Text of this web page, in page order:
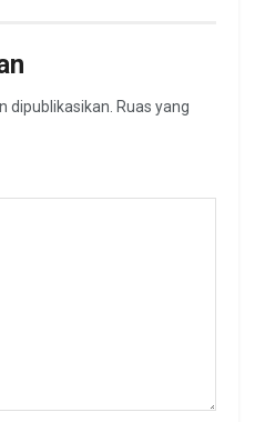
dipublikasikan. Ruas yang